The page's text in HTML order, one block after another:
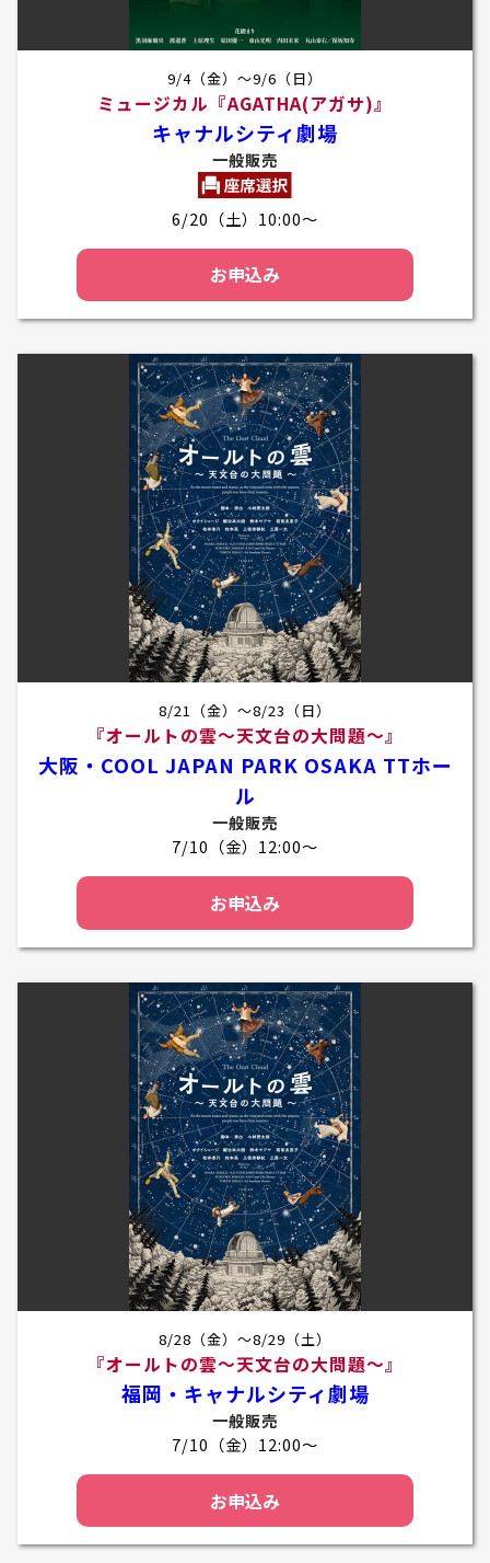
9/4（金）～9/6（日）
ミュージカル『AGATHA(アガサ)』
キャナルシティ劇場
一般販売
6/20（土）10:00～
お申込み
8/21（金）～8/23（日）
『オールトの雲～天文台の大問題～』
大阪・COOL JAPAN PARK OSAKA TTホー
ル
一般販売
7/10（金）12:00～
お申込み
8/28（金）～8/29（土）
『オールトの雲～天文台の大問題～』
福岡・キャナルシティ劇場
一般販売
7/10（金）12:00～
お申込み